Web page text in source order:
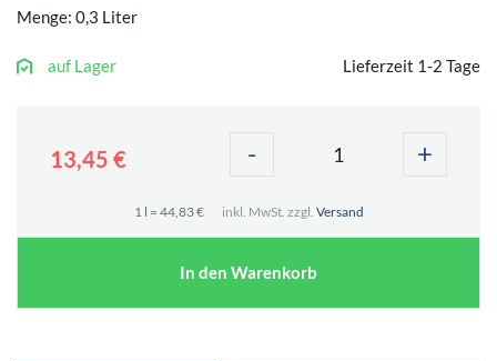
Menge: 0,3 Liter
auf Lager Lieferzeit 1-2 Tage
13,45 € - +
1 l = 44,83 € inkl. MwSt. zzgl. Versand
In den Warenkorb